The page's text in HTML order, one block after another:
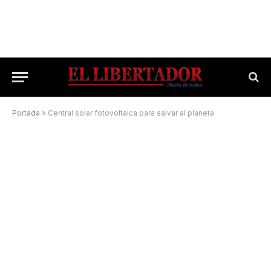
Portada » Central solar fotovoltaica para salvar al planeta